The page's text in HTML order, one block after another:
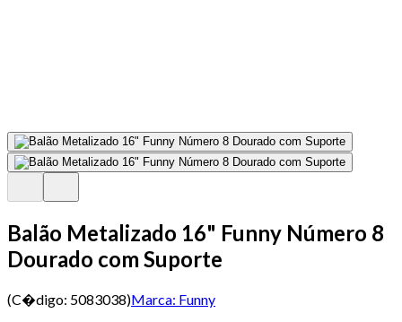
Balão Metalizado 16" Funny Número 8
Dourado com Suporte
(C�digo: 5083038)Marca: Funny